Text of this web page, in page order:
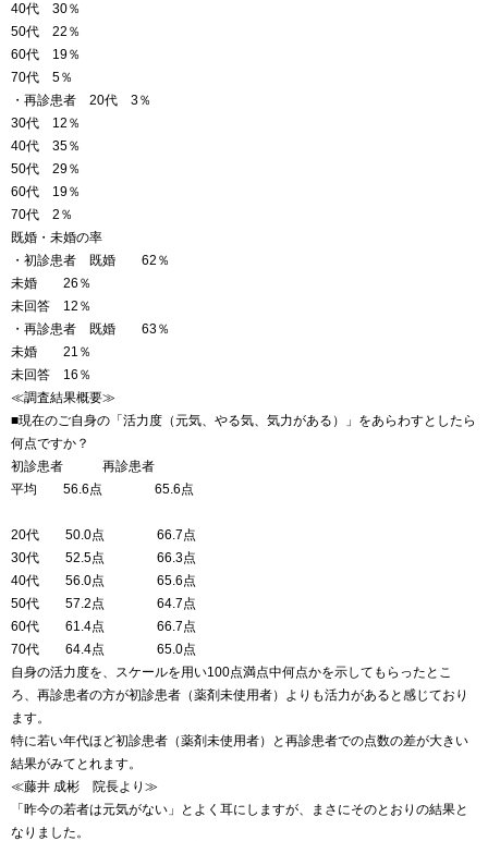
40代 30％
50代 22％
60代 19％
70代 5％
・再診患者 20代 3％
30代 12％
40代 35％
50代 29％
60代 19％
70代 2％
既婚・未婚の率
・初診患者 既婚 62％
未婚 26％
未回答 12％
・再診患者 既婚 63％
未婚 21％
未回答 16％
≪調査結果概要≫
■現在のご自身の「活力度（元気、やる気、気力がある）」をあらわすとしたら
何点ですか？
初診患者 再診患者
平均 56.6点 65.6点
20代 50.0点 66.7点
30代 52.5点 66.3点
40代 56.0点 65.6点
50代 57.2点 64.7点
60代 61.4点 66.7点
70代 64.4点 65.0点
自身の活力度を、スケールを用い100点満点中何点かを示してもらったとこ
ろ、再診患者の方が初診患者（薬剤未使用者）よりも活力があると感じており
ます。
特に若い年代ほど初診患者（薬剤未使用者）と再診患者での点数の差が大きい
結果がみてとれます。
≪藤井 成彬 院長より≫
「昨今の若者は元気がない」とよく耳にしますが、まさにそのとおりの結果と
なりました。